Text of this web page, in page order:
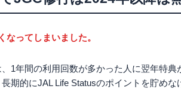
ってしまいました。
1年間の利用回数が多かった人に翌年特典
期的にJAL Life Statusのポイントを貯め